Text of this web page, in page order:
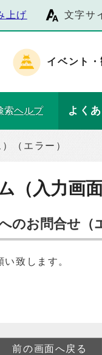
上げ 文字サ
イベント・
索ヘルプ よく
（エラー）
（入力画面
のお問合せ（
致します。